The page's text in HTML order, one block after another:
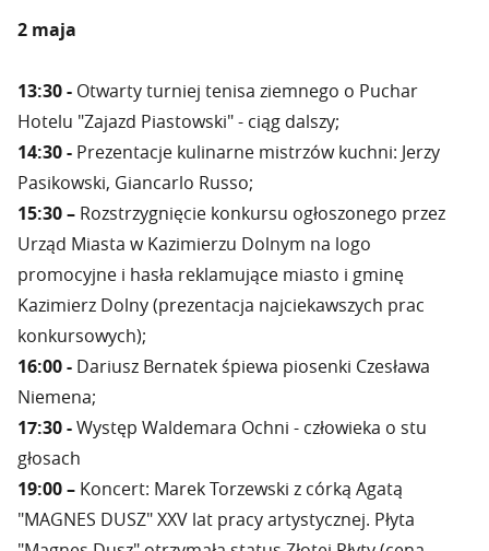
2 maja
13:30 - Otwarty turniej tenisa ziemnego o Puchar
Hotelu "Zajazd Piastowski" - ciąg dalszy;
14:30 - Prezentacje kulinarne mistrzów kuchni: Jerzy
Pasikowski, Giancarlo Russo;
15:30 – Rozstrzygnięcie konkursu ogłoszonego przez
Urząd Miasta w Kazimierzu Dolnym na logo
promocyjne i hasła reklamujące miasto i gminę
Kazimierz Dolny (prezentacja najciekawszych prac
konkursowych);
16:00 - Dariusz Bernatek śpiewa piosenki Czesława
Niemena;
17:30 -Występ Waldemara Ochni - człowieka o stu
głosach
19:00 – Koncert: Marek Torzewski z córką Agatą
"MAGNES DUSZ" XXV lat pracy artystycznej. Płyta